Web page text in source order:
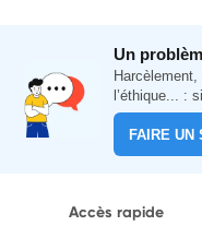
Un
l’éthique... :
FAIRE UN
Accès rapide